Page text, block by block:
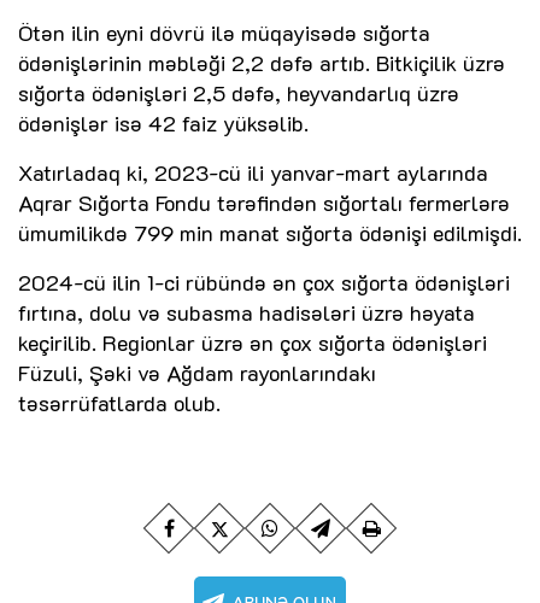
Ötən ilin eyni dövrü ilə müqayisədə sığorta
ödənişlərinin məbləği 2,2 dəfə artıb. Bitkiçilik üzrə
sığorta ödənişləri 2,5 dəfə, heyvandarlıq üzrə
ödənişlər isə 42 faiz yüksəlib.
Xatırladaq ki, 2023-cü ili yanvar-mart aylarında
Aqrar Sığorta Fondu tərəfindən sığortalı fermerlərə
ümumilikdə 799 min manat sığorta ödənişi edilmişdi.
2024-cü ilin 1-ci rübündə ən çox sığorta ödənişləri
fırtına, dolu və subasma hadisələri üzrə həyata
keçirilib. Regionlar üzrə ən çox sığorta ödənişləri
Füzuli, Şəki və Ağdam rayonlarındakı
təsərrüfatlarda olub.